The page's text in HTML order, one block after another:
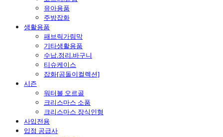
유아용품
주방잡화
생활용품
패브릭가림막
기타생활용품
수납.정리.바구니
티슈케이스
잡화[곰돌이컬렉션]
시즌
워터볼 오르골
크리스마스 소품
크리스마스 장식인형
사입전용
입점 공급사